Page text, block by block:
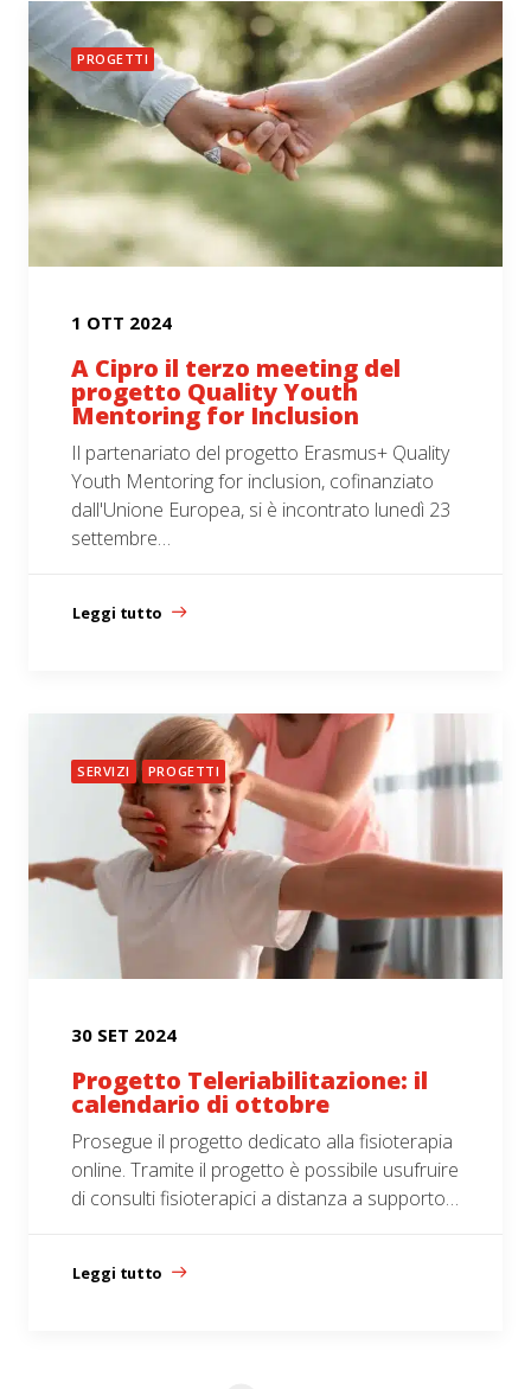
PROGETTI
1 OTT 2024
A Cipro il terzo meeting del
progetto Quality Youth
Mentoring for Inclusion
Il partenariato del progetto Erasmus+ Quality
Youth Mentoring for inclusion, cofinanziato
dall'Unione Europea, si è incontrato lunedì 23
settembre…
Leggi tutto
SERVIZI PROGETTI
30 SET 2024
Progetto Teleriabilitazione: il
calendario di ottobre
Prosegue il progetto dedicato alla fisioterapia
online. Tramite il progetto è possibile usufruire
di consulti fisioterapici a distanza a supporto…
Leggi tutto